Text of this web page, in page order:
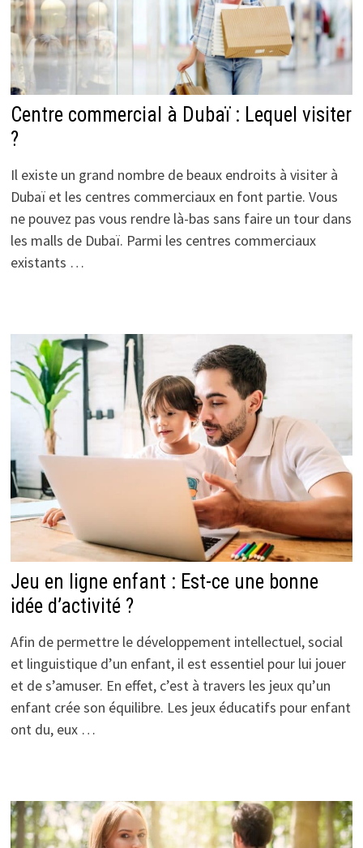
Centre commercial à Dubaï : Lequel visiter
?
Il existe un grand nombre de beaux endroits à visiter à
Dubaï et les centres commerciaux en font partie. Vous
ne pouvez pas vous rendre là-bas sans faire un tour dans
les malls de Dubaï. Parmi les centres commerciaux
existants …
Jeu en ligne enfant : Est-ce une bonne
idée d’activité ?
Afin de permettre le développement intellectuel, social
et linguistique d’un enfant, il est essentiel pour lui jouer
et de s’amuser. En effet, c’est à travers les jeux qu’un
enfant crée son équilibre. Les jeux éducatifs pour enfant
ont du, eux …